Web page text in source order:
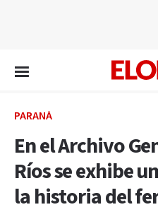
PARANÁ
En el Archivo
Ríos se exhibe
la historia del